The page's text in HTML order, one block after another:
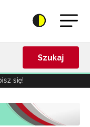
Szukaj
się!